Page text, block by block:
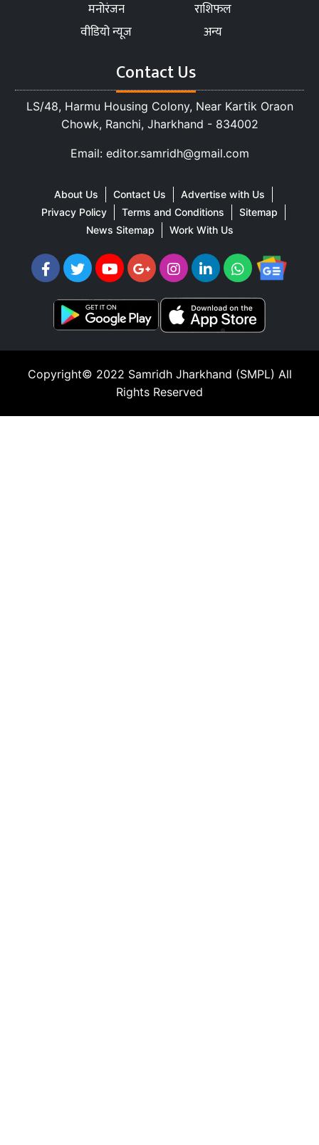
मनोरंजन
राशिफल
वीडियो न्यूज
अन्य
Contact Us
LS/48, Harmu Housing Colony, Near Kartik Oraon
Chowk, Ranchi, Jharkhand - 834002
Email: editor.samridh@gmail.com
About Us Contact Us
Advertise with Us
Privacy Policy
Terms and Conditions
Sitemap
News Sitemap
Work With Us
Copyright© 2022 Samridh Jharkhand (SMPL) All
Rights Reserved